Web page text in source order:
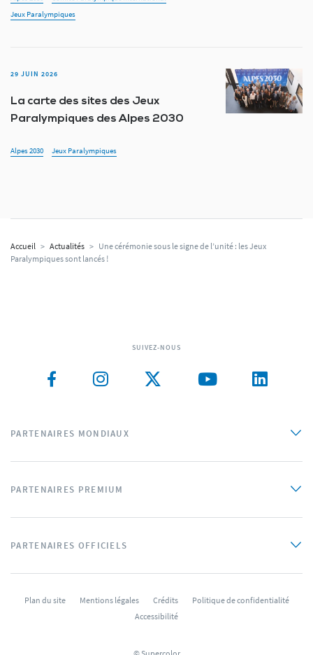
Jeux Paralympiques
29 JUIN 2026
La carte des sites des Jeux
Paralympiques des Alpes 2030
Alpes 2030 Jeux Paralympiques
Accueil > Actualités > Une cérémonie sous le signe de l’unité : les Jeux
Paralympiques sont lancés !
SUIVEZ-NOUS
PARTENAIRES MONDIAUX
PARTENAIRES PREMIUM
PARTENAIRES OFFICIELS
Plan du site Mentions légales Crédits
Politique de confidentialité
Accessibilité